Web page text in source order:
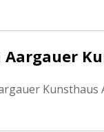
Aargauer
Kunsthaus